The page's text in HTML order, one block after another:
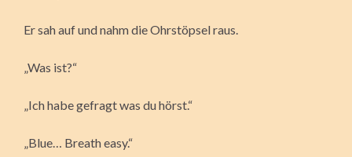
Er sah auf und nahm die Ohrstöpsel raus.
„Was ist?“
„Ich habe gefragt was du hörst.“
„Blue… Breath easy.“